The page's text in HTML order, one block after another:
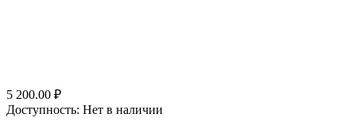
5 200.00 ₽
Доступность: Нет в наличии